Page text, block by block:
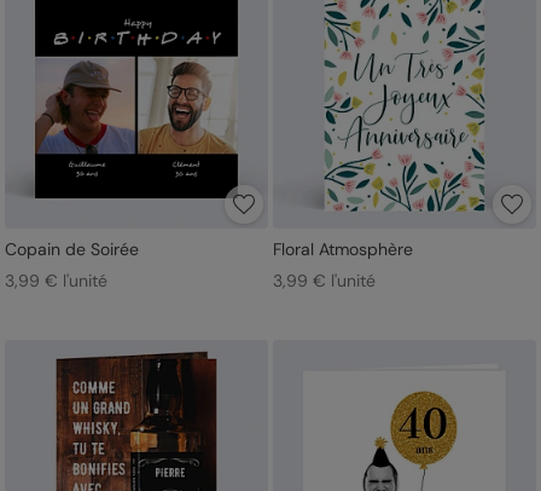
Copain de Soirée
3,99 € l'unité
Floral Atmosphère
3,99 € l'unité